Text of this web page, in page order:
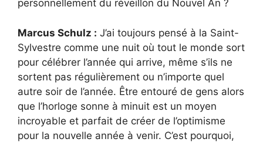
personnellement du réveillon du Nouvel An ?
Marcus Schulz : J’ai toujours pensé à la Saint-
Sylvestre comme une nuit où tout le monde sort
pour célébrer l’année qui arrive, même s’ils ne
sortent pas régulièrement ou n’importe quel
autre soir de l’année. Être entouré de gens alors
que l’horloge sonne à minuit est un moyen
incroyable et parfait de créer de l’optimisme
pour la nouvelle année à venir. C’est pourquoi,